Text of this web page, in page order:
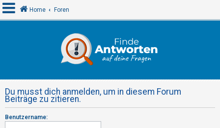
e
l
d
e
Home Foren
Du musst dich anmelden, um in diesem Forum
Beiträge zu zitieren.
Benutzername: